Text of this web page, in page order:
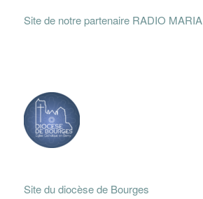
Site de notre partenaire RADIO MARIA
Site du diocèse de Bourges